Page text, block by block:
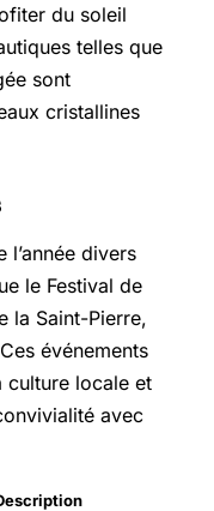
du soleil
telles que
sont
cristallines
l’année divers
le Festival de
la Saint-Pierre,
événements
culture locale et
avec